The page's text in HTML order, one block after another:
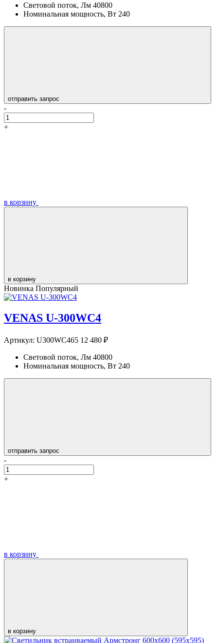
Световой поток, Лм 40800
Номинальная мощность, Вт 240
отправить запрос
-
+
в корзину
в корзину
Новинка Популярный
VENAS U-300WC4
Артикул: U300WC465 12 480 ₽
Световой поток, Лм 40800
Номинальная мощность, Вт 240
отправить запрос
-
+
в корзину
в корзину